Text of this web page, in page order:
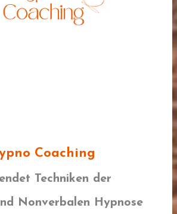
Coaching
Techniken der
Nonverbalen Hypnose